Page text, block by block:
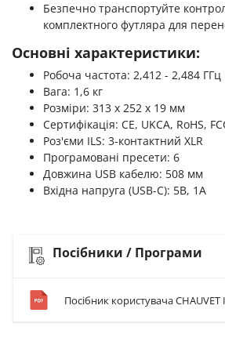
Безпечно транспортуйте
комплектного футляра для
Основні характеристики:
Робоча частота: 2,412 - 2,484 ГГц
Вага: 1,6 кг
Розміри: 313 х 252 х 19 мм
Сертифікація: CE, UKCA, RoHS,
Роз'єми ILS: 3-контактний XLR
Програмовані пресети: 6
Довжина USB кабелю: 508 мм
Вхідна напруга (USB-C): 5В, 1А
Посібники / Програми
Посібник користувача